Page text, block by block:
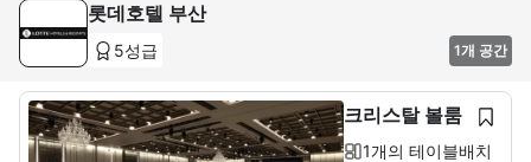
롯데호텔 부산
5성급 1개 공간
크리스탈 볼룸
1개의 테이블배치